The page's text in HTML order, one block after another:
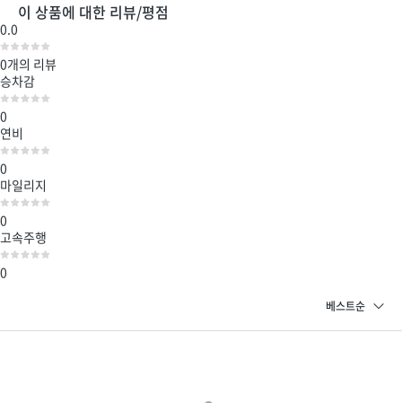
이 상품에 대한 리뷰/평점
0.0
0개의 리뷰
승차감
0
연비
0
마일리지
0
고속주행
0